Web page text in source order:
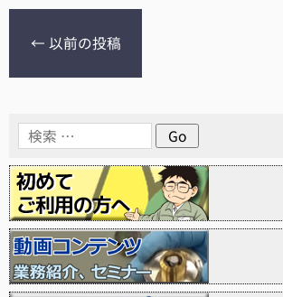
← 以前の投稿